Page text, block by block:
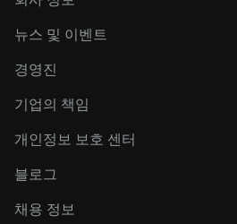
뉴스 및 이벤트
경영진
기업의 책임
개인정보 보호 센터
블로그
채용 정보